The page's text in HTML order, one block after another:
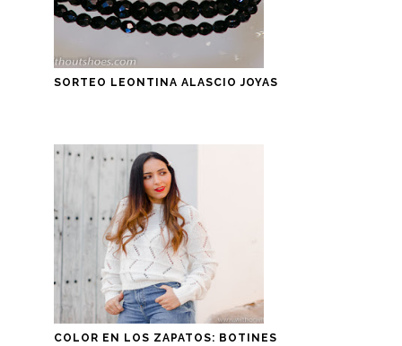
SORTEO LEONTINA ALASCIO JOYAS
COLOR EN LOS ZAPATOS: BOTINES